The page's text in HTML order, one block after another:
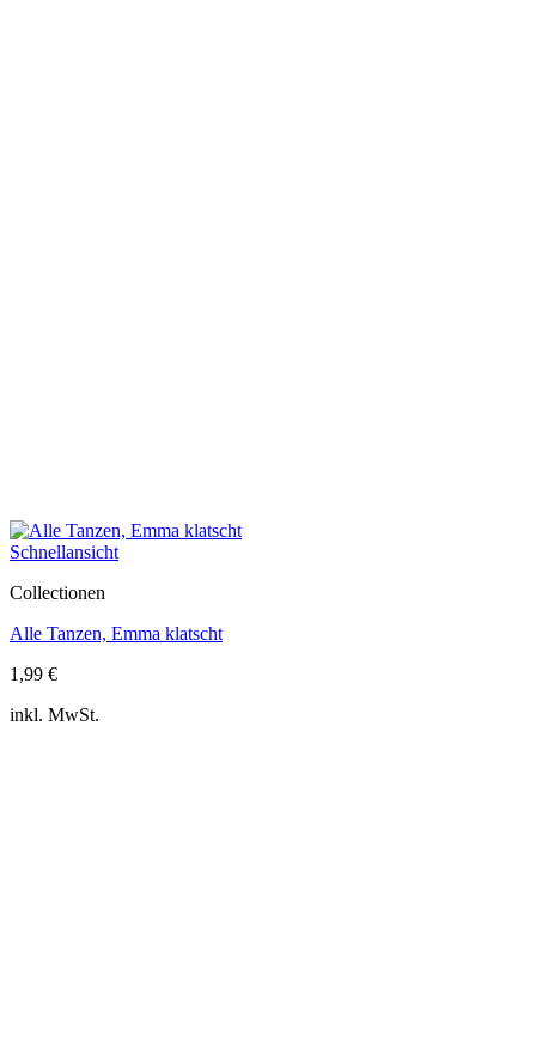
Schnellansicht
Collectionen
Alle Tanzen, Emma klatscht
1,99 €
inkl. MwSt.